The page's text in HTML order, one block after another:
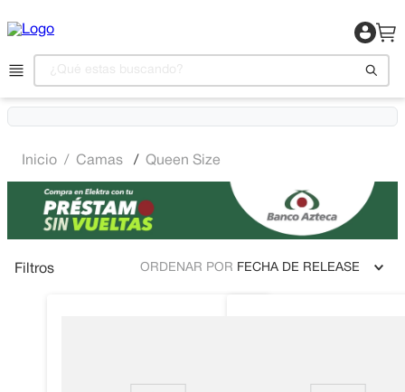
Camas Queen Size
Filtros ORDENAR POR FECHA DE RELEASE
2 Celulares
3. Refrigeradora
4. Televisor